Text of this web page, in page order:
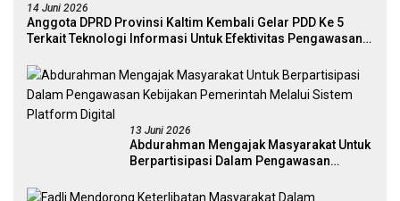
14 Juni 2026
Anggota DPRD Provinsi Kaltim Kembali Gelar PDD Ke 5
Terkait Teknologi Informasi Untuk Efektivitas Pengawasan
13 Juni 2026
Abdurahman Mengajak Masyarakat Untuk
Berpartisipasi Dalam Pengawasan
Platform Digital